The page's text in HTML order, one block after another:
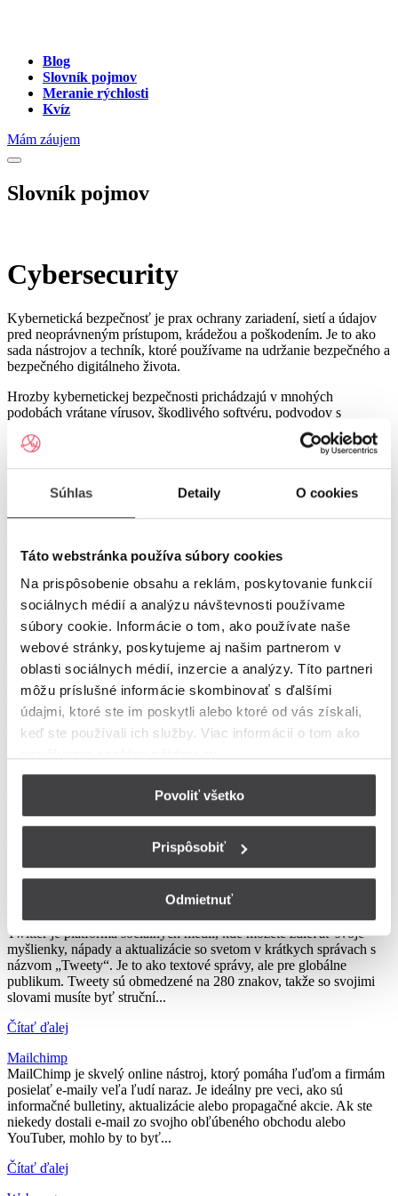
Súhlas Detaily O cookies
Táto webstránka používa súbory cookies
Na prispôsobenie obsahu a reklám, poskytovanie funkcií
sociálnych médií a analýzu návštevnosti používame
súbory cookie. Informácie o tom, ako používate naše
webové stránky, poskytujeme aj našim partnerom v
oblasti sociálnych médií, inzercie a analýzy. Títo partneri
môžu príslušné informácie skombinovať s ďalšími
údajmi, ktoré ste im poskytli alebo ktoré od vás získali,
keď ste používali ich služby. Viac informácií o tom ako
Povoliť všetko
Prispôsobiť
Odmietnuť
Blog
Slovník pojmov
Meranie rýchlosti
Kvíz
Mám záujem
Slovník pojmov
Cybersecurity
Kybernetická bezpečnosť je prax ochrany zariadení, sietí a údajov
pred neoprávneným prístupom, krádežou a poškodením. Je to ako
sada nástrojov a techník, ktoré používame na udržanie bezpečného a
bezpečného digitálneho života.
Hrozby kybernetickej bezpečnosti prichádzajú v mnohých
podobách vrátane vírusov, škodlivého softvéru, podvodov s
phishingom a pokusov o hackovanie. Môžu zacieliť na jednotlivcov,
podniky a dokonca aj celé vlády a môžu viesť k finančným stratám,
Efektívna kybernetická bezpečnosť zahŕňa kombináciu technických
postupy, ako napríklad používanie silných hesiel a opatrnosť pri
používanie antivírusového softvéru, pravidelné aktualizácie softvéru
a operačných systémov a použitie dvojfaktorovej autentifikácie na
zabezpečenie účtov.
Kybernetická bezpečnosť je dôležitým problémom pre všetkých v
dnešnom digitálnom veku a je obzvlášť dôležitá pre tínedžerov, ktorí
sú často ťažkými technologickými používateľmi. Precvičovaním
dobrých návykov kybernetickej bezpečnosti a informovaním o
najnovších hrozbách môžeme pomôcť chrániť seba a naše digitálne
aktíva pred poškodením.
Twitter
Twitter je platforma sociálnych médií, kde môžete zdieľať svoje
myšlienky, nápady a aktualizácie so svetom v krátkych správach s
názvom „Tweety“. Je to ako textové správy, ale pre globálne
publikum. Tweety sú obmedzené na 280 znakov, takže so svojimi
slovami musíte byť struční...
Čítať ďalej
Mailchimp
MailChimp je skvelý online nástroj, ktorý pomáha ľuďom a firmám
posielať e-maily veľa ľudí naraz. Je ideálny pre veci, ako sú
informačné bulletiny, aktualizácie alebo propagačné akcie. Ak ste
niekedy dostali e-mail zo svojho obľúbeného obchodu alebo
YouTuber, mohlo by to byť...
Čítať ďalej